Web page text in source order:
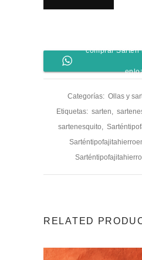
comprar
Categorías: Ollas y
Etiquetas: sarten
sartenesquito
RELATED